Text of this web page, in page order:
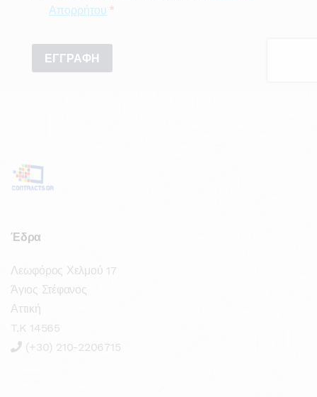
Έδρα
Λεωφόρος Χελμού 17
Άγιος Στέφανος
Αττική
T.K 14565
(+30) 210-2206715